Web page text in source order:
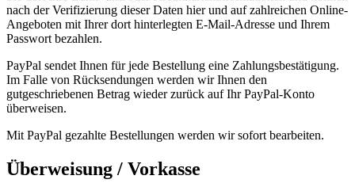
nach der Verifizierung dieser Daten hier und auf zahlreichen Online-
Angeboten mit Ihrer dort hinterlegten E-Mail-Adresse und Ihrem
Passwort bezahlen.
PayPal sendet Ihnen für jede Bestellung eine Zahlungsbestätigung.
Im Falle von Rücksendungen werden wir Ihnen den
gutgeschriebenen Betrag wieder zurück auf Ihr PayPal-Konto
überweisen.
Mit PayPal gezahlte Bestellungen werden wir sofort bearbeiten.
Überweisung / Vorkasse